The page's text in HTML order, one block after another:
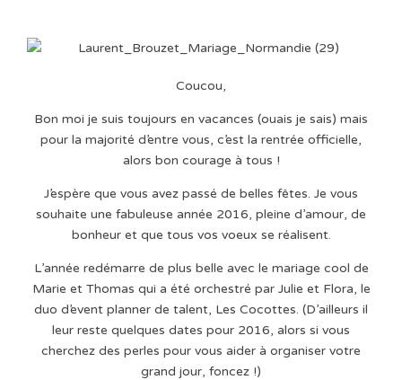
Coucou,
Bon moi je suis toujours en vacances (ouais je sais) mais
pour la majorité d’entre vous, c’est la rentrée officielle,
alors bon courage à tous !
J’espère que vous avez passé de belles fêtes. Je vous
souhaite une fabuleuse année 2016, pleine d’amour, de
bonheur et que tous vos voeux se réalisent.
L’année redémarre de plus belle avec le mariage cool de
Marie et Thomas qui a été orchestré par Julie et Flora, le
duo d’event planner de talent, Les Cocottes. (D’ailleurs il
leur reste quelques dates pour 2016, alors si vous
cherchez des perles pour vous aider à organiser votre
grand jour, foncez !)